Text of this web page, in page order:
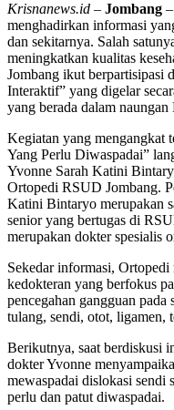
Krisnanews.id – Jombang
menghadirkan informasi
dan sekitarnya. Salah
meningkatkan kualitas
Jombang ikut berpartisipasi
Interaktif” yang digelar
yang berada dalam
Kegiatan yang mengangkat
Yang Perlu Diwaspadai”
Yvonne Sarah Katini
Ortopedi RSUD Jombang.
Katini Bintaryo merupakan
senior yang bertugas di
merupakan dokter spesialis
Sekedar informasi, Ortopedi
kedokteran yang berfokus
pencegahan gangguan
tulang, sendi, otot, ligamen,
Berikutnya, saat berdiskusi
dokter Yvonne
mewaspadai dislokasi sendi
perlu dan patut diwaspadai.